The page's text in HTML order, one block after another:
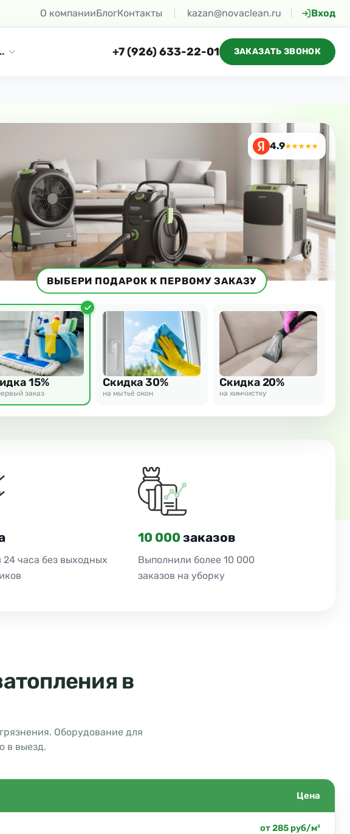
О компанииБлогКонтакты kazan@novaclean.ru Вход
+7 (926) 633-22-01 ЗАКАЗАТЬ ЗВОНОК
4.9★★★★★
ВЫБЕРИ ПОДАРОК К ПЕРВОМУ ЗАКАЗУ
15%
заказ
Скидка 30%
на мытьё окон
Скидка 20%
на химчистку
24 часа без выходных
10 000 заказов
Выполнили более 10 000
заказов на уборку
в
Оборудование для
в выезд.
Цена
от 285 руб/м²